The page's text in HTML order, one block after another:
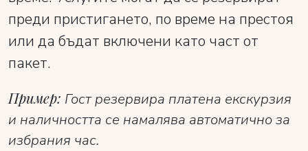
преди пристигането, по време на престоя
или да бъдат включени като част от
пакет.
Пример: Гост резервира платена екскурзия
и наличността се намалява автоматично за
избрания час.